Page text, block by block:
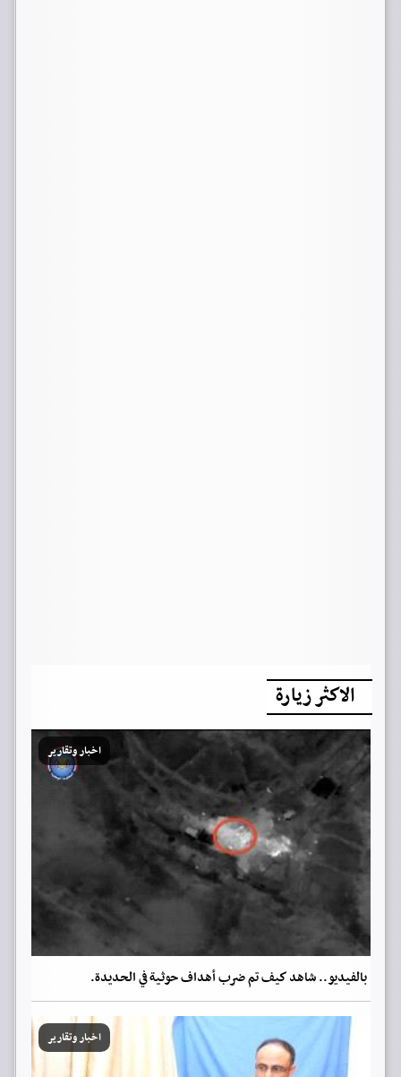
الاكثر زيارة
اخبار وتقارير
بالفيديو.. شاهد كيف تم ضرب أهداف حوثية في الحديدة.
اخبار وتقارير